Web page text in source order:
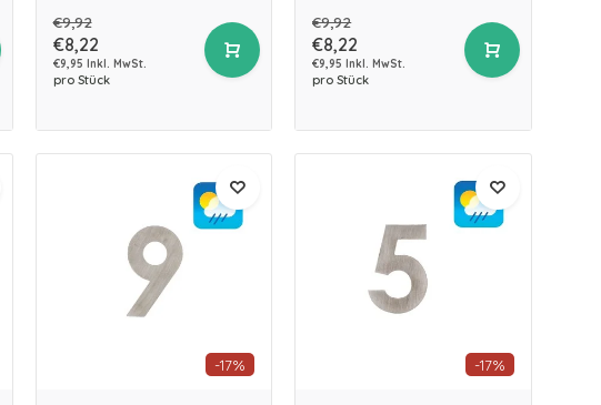
€9,92
€8,22
€9,95 Inkl. MwSt.
pro Stück
€9,92
€8,22
€9,95 Inkl. MwSt.
pro Stück
-17% -17%